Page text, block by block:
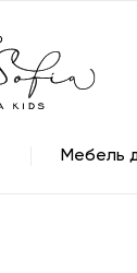
Мебель